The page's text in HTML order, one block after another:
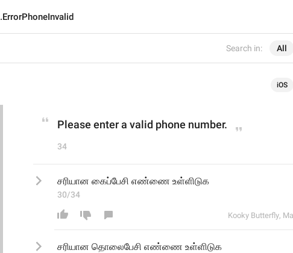
Search in: All
iOS
Please enter a valid phone number.
34
சரியான கைப்பேசி எண்ணை உள்ளிடுக
30/34
Kooky Butterfly,
சரியான தொலைபேசி எண்ணை உள்ளிடுக